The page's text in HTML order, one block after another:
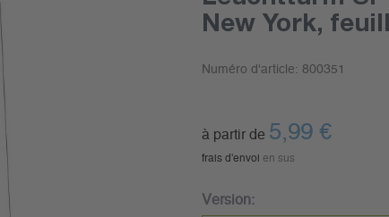
New York,
Numéro d'article: 800351
à partir de 5,99 €
frais d'envoi en sus
Version: